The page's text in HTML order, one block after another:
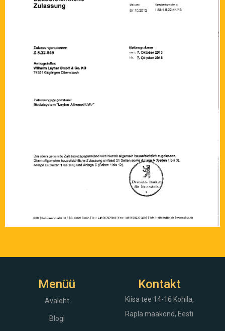
Menüü
Avaleht
Blogi
Kontakt
Kiisa tee 14-16 Kohila,
Rapla maakond, Eesti